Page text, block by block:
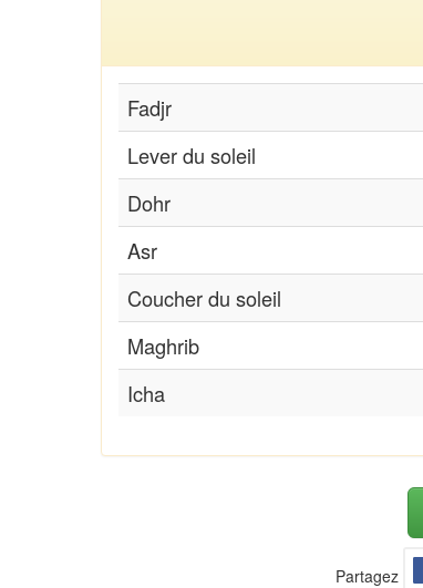
Fadjr
Lever du soleil
Dohr
Asr
Coucher du soleil
Maghrib
Icha
Partagez